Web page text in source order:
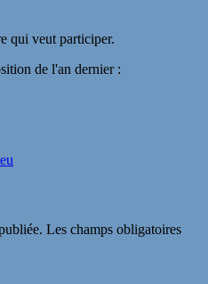
qui veut participer.
de l'an dernier :
Les champs obligatoires